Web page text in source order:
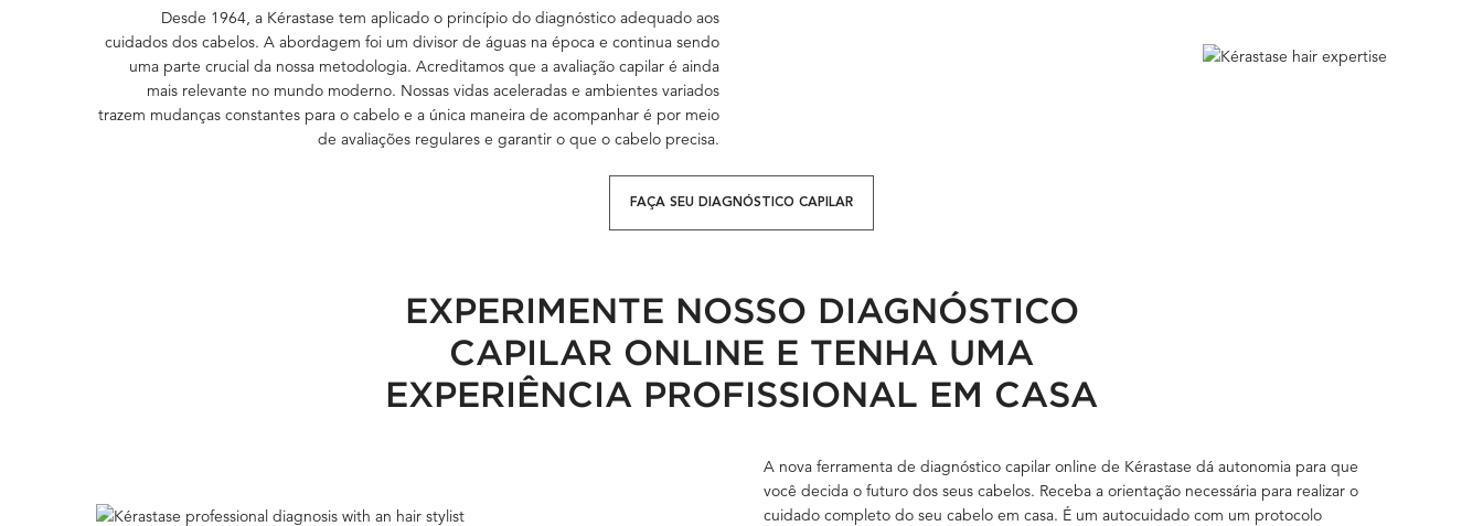
Desde 1964, a Kérastase tem aplicado o princípio do diagnóstico adequado aos
cuidados dos cabelos. A abordagem foi um divisor de águas na época e continua sendo
uma parte crucial da nossa metodologia. Acreditamos que a avaliação capilar é ainda
mais relevante no mundo moderno. Nossas vidas aceleradas e ambientes variados
trazem mudanças constantes para o cabelo e a única maneira de acompanhar é por meio
de avaliações regulares e garantir o que o cabelo precisa.
FAÇA SEU DIAGNÓSTICO CAPILAR
EXPERIMENTE NOSSO DIAGNÓSTICO
CAPILAR ONLINE E TENHA UMA
EXPERIÊNCIA PROFISSIONAL EM CASA
A nova ferramenta de diagnóstico capilar online de Kérastase dá autonomia para que
você decida o futuro dos seus cabelos. Receba a orientação necessária para realizar o
cuidado completo do seu cabelo em casa. É um autocuidado com um protocolo